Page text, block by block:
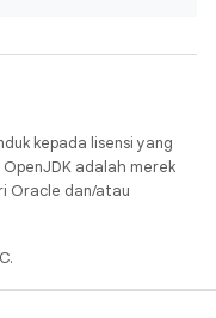
kepada lisensi yang
OpenJDK adalah merek
Oracle dan/atau